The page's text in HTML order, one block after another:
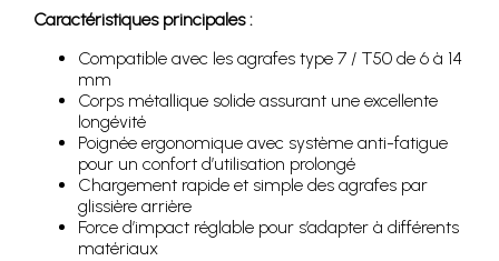
Caractéristiques principales :
Compatible avec les agrafes type 7 / T50 de 6 à 14
mm
Corps métallique solide assurant une excellente
longévité
Poignée ergonomique avec système anti-fatigue
pour un confort d’utilisation prolongé
Chargement rapide et simple des agrafes par
glissière arrière
Force d’impact réglable pour s’adapter à différents
matériaux